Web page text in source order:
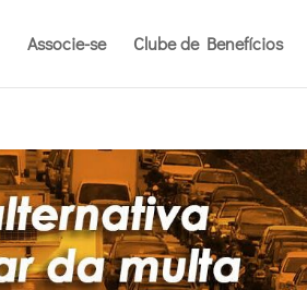
Associe-se Clube de Benefícios